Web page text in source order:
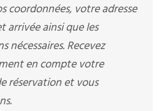
coordonnées, votre adresse
arrivée ainsi que les
nécessaires. Recevez
en compte votre
réservation et vous